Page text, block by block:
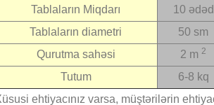
Tablaların Miqdarı 10 ədəd
Tablaların diametri
50 sm
Qurutma sahəsi
2 m 2
Tutum 6-8 kq
ehtiyacınız varsa, müştərilərin